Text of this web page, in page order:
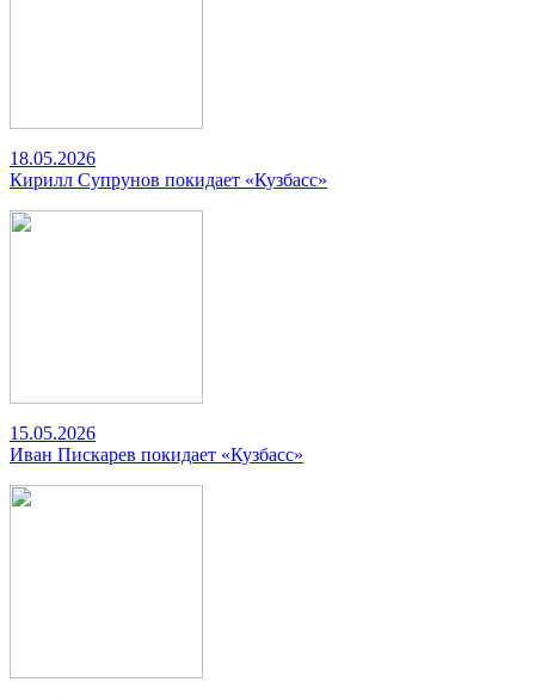
18.05.2026
Кирилл Супрунов покидает «Кузбасс»
15.05.2026
Иван Пискарев покидает «Кузбасс»